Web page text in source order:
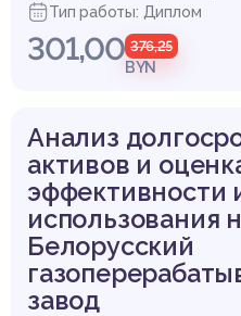
Тип работы: Диплом
301,00 376,25
BYN
Анализ
активов и
эффективности
использования
Белорусский
завод